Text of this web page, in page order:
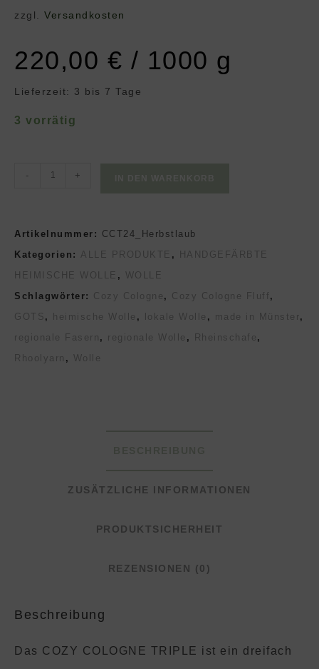
zzgl. Versandkosten
220,00 € / 1000 g
Lieferzeit: 3 bis 7 Tage
3 vorrätig
COZY
- +
Artikelnummer: CCT24_Herbstlaub
Kategorien: ALLE PRODUKTE ,
HANDGEFÄRBTE
HEIMISCHE WOLLE , WOLLE
Schlagwörter: Cozy Cologne , Cozy Cologne Fluff ,
GOTS , heimische Wolle , lokale Wolle , made in Münster,
regionale Fasern , regionale Wolle , Rheinschafe ,
Rhoolyarn , Wolle
ZUSÄTZLICHE INFORMATIONEN
PRODUKTSICHERHEIT
REZENSIONEN (0)
Beschreibung
Das COZY COLOGNE TRIPLE ist ein dreifach